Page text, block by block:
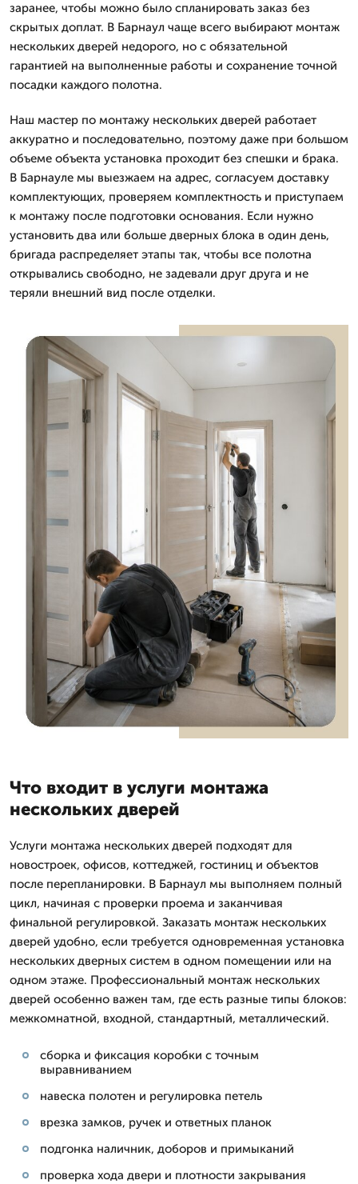
заранее, чтобы можно было спланировать заказ без
скрытых доплат. В Барнаул чаще всего выбирают монтаж
нескольких дверей недорого, но с обязательной
гарантией на выполненные работы и сохранение точной
посадки каждого полотна.
Наш мастер по монтажу нескольких дверей работает
аккуратно и последовательно, поэтому даже при большом
объеме объекта установка проходит без спешки и брака.
В Барнауле мы выезжаем на адрес, согласуем доставку
комплектующих, проверяем комплектность и приступаем
к монтажу после подготовки основания. Если нужно
установить два или больше дверных блока в один день,
бригада распределяет этапы так, чтобы все полотна
открывались свободно, не задевали друг друга и не
теряли внешний вид после отделки.
Что входит в услуги монтажа
нескольких дверей
Услуги монтажа нескольких дверей подходят для
новостроек, офисов, коттеджей, гостиниц и объектов
после перепланировки. В Барнаул мы выполняем полный
цикл, начиная с проверки проема и заканчивая
финальной регулировкой. Заказать монтаж нескольких
дверей удобно, если требуется одновременная установка
нескольких дверных систем в одном помещении или на
одном этаже. Профессиональный монтаж нескольких
дверей особенно важен там, где есть разные типы блоков:
межкомнатной, входной, стандартный, металлический.
сборка и фиксация коробки с точным
выравниванием
навеска полотен и регулировка петель
врезка замков, ручек и ответных планок
подгонка наличник, доборов и примыканий
проверка хода двери и плотности закрывания